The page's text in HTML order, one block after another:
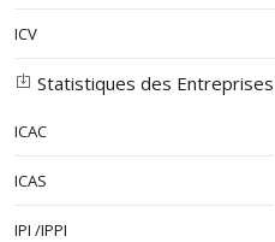
ICV
Statistiques des Entreprises
ICAC
ICAS
IPI /IPPI